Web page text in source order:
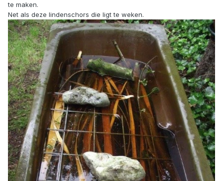
te maken.
Net als deze lindenschors die ligt te weken.